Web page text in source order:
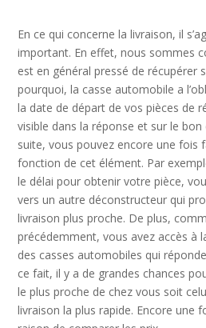
En ce qui concerne la livraison, il
important. En effet, nous sommes
est en général pressé de récupérer
pourquoi, la casse automobile a
la date de départ de vos pièces de
visible dans la réponse et sur le
suite, vous pouvez encore une fois
fonction de cet élément. Par
le délai pour obtenir votre pièce,
vers un autre déconstructeur qui
livraison plus proche. De plus,
précédemment, vous avez accès à
des casses automobiles qui
ce fait, il y a de grandes chances
le plus proche de chez vous soit
livraison la plus rapide. Encore une